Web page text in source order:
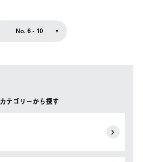
カテゴリーから探す
No. 6 - 10